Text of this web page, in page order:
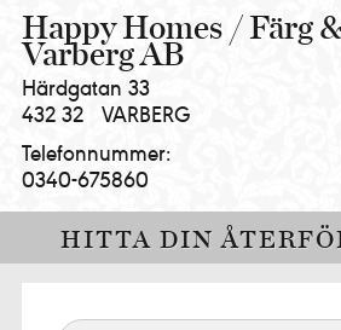
Happy Homes / Färg
Varberg AB
Härdgatan 33
432 32
VARBERG
Telefonnummer:
0340-675860
HITTA DIN